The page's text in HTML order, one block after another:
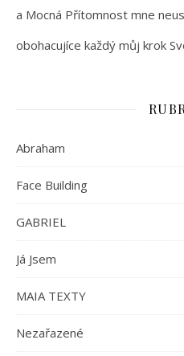
a Mocná Přítomnost mne
obohacujíce každý můj krok
Abraham
Face Building
GABRIEL
Já Jsem
MAIA TEXTY
Nezařazené